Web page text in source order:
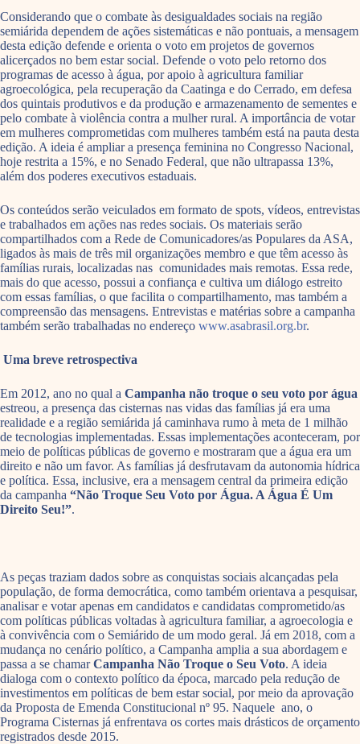
Considerando que o combate às desigualdades sociais na região
semiárida dependem de ações sistemáticas e não pontuais, a mensagem
desta edição defende e orienta o voto em projetos de governos
alicerçados no bem estar social. Defende o voto pelo retorno dos
programas de acesso à água, por apoio à agricultura familiar
agroecológica, pela recuperação da Caatinga e do Cerrado, em defesa
dos quintais produtivos e da produção e armazenamento de sementes e
pelo combate à violência contra a mulher rural. A importância de votar
em mulheres comprometidas com mulheres também está na pauta desta
edição. A ideia é ampliar a presença feminina no Congresso Nacional,
hoje restrita a 15%, e no Senado Federal, que não ultrapassa 13%,
além dos poderes executivos estaduais.
Os conteúdos serão veiculados em formato de spots, vídeos, entrevistas
e trabalhados em ações nas redes sociais. Os materiais serão
compartilhados com a Rede de Comunicadores/as Populares da ASA,
ligados às mais de três mil organizações membro e que têm acesso às
famílias rurais, localizadas nas comunidades mais remotas. Essa rede,
mais do que acesso, possui a confiança e cultiva um diálogo estreito
com essas famílias, o que facilita o compartilhamento, mas também a
compreensão das mensagens. Entrevistas e matérias sobre a campanha
também serão trabalhadas no endereço www.asabrasil.org.br.
Uma breve retrospectiva
Em 2012, ano no qual a Campanha não troque o seu voto por água
estreou, a presença das cisternas nas vidas das famílias já era uma
realidade e a região semiárida já caminhava rumo à meta de 1 milhão
de tecnologias implementadas. Essas implementações aconteceram, por
meio de políticas públicas de governo e mostraram que a água era um
direito e não um favor. As famílias já desfrutavam da autonomia hídrica
e política. Essa, inclusive, era a mensagem central da primeira edição
da campanha “Não Troque Seu Voto por Água. A Água É Um
Direito Seu!”.
As peças traziam dados sobre as conquistas sociais alcançadas pela
população, de forma democrática, como também orientava a pesquisar,
analisar e votar apenas em candidatos e candidatas comprometido/as
com políticas públicas voltadas à agricultura familiar, a agroecologia e
à convivência com o Semiárido de um modo geral. Já em 2018, com a
mudança no cenário político, a Campanha amplia a sua abordagem e
passa a se chamarCampanha Não Troque o Seu Voto. A ideia
dialoga com o contexto político da época, marcado pela redução de
investimentos em políticas de bem estar social, por meio da aprovação
da Proposta de Emenda Constitucional nº 95. Naquele ano, o
Programa Cisternas já enfrentava os cortes mais drásticos de orçamento
registrados desde 2015.